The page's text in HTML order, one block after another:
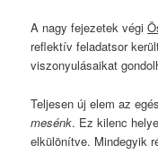
A nagy fejezetek végi
reflektív feladatsor
viszonyulásaikat
Teljesen új elem az
mesénk. Ez kilenc
elkülönítve. Mindegyik